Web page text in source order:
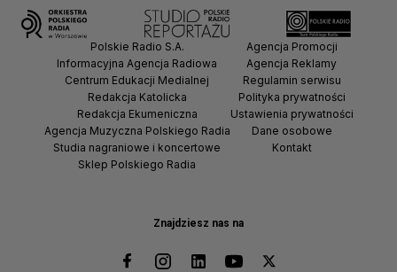
Znajdziesz nas na
Polskie Radio S.A.
Informacyjna Agencja Radiowa
Centrum Edukacji Medialnej
Redakcja Katolicka
Redakcja Ekumeniczna
Agencja Muzyczna Polskiego Radia
Studia nagraniowe i koncertowe
Sklep Polskiego Radia
Agencja Promocji
Agencja Reklamy
Regulamin serwisu
Polityka prywatności
Ustawienia prywatności
Dane osobowe
Kontakt